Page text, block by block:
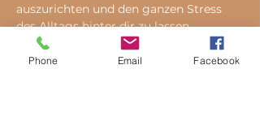
auszurichten und den ganzen Stress
des Alltags hinter dir zu lassen.
Phone Email Facebook